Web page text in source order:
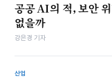
공공 AI의 적, 보안
없을까
강은경 기자
산업